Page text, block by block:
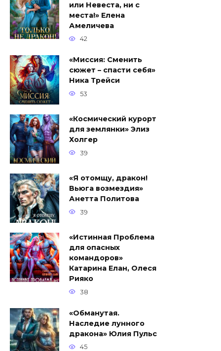
или Невеста, ни с
места!» Елена
Амеличева
42
«Миссия: Сменить
сюжет – спасти себя»
Ника Трейси
53
«Космический курорт
для землянки» Элиз
Холгер
39
«Я отомщу, дракон!
Вьюга возмездия»
Анетта Политова
39
«Истинная Проблема
для опасных
командоров»
Катарина Елан, Олеся
Рияко
38
«Обманутая.
Наследие лунного
дракона» Юлия Пульс
45